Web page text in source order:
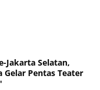
Jakarta Selatan,
Gelar Pentas Teater